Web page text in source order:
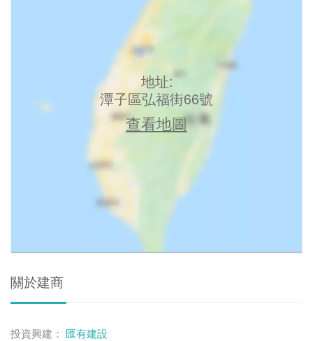
地址:
潭子區弘福街66號
查看地圖
關於建商
投資興建： 匯有建設